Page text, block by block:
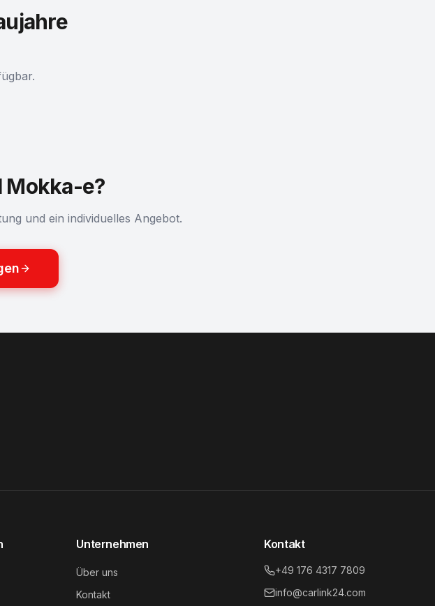
Mokka-e?
und ein individuelles Angebot.
Unternehmen
Über uns
Kontakt
Kontakt
+49 176 4317 7809
info@carlink24.com